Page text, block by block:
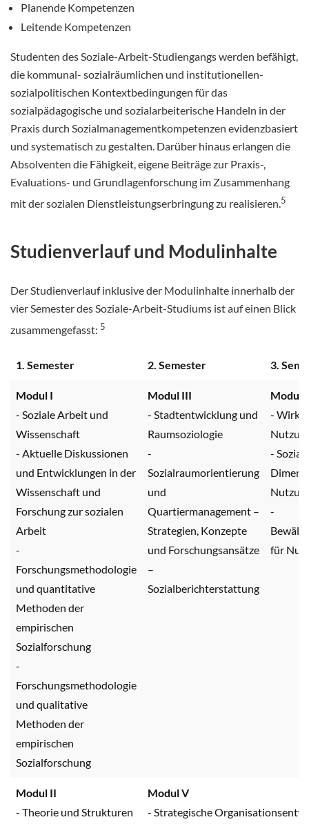
Planende Kompetenzen
Leitende Kompetenzen
Studenten des Soziale-Arbeit-Studiengangs werden befähigt,
die kommunal- sozialräumlichen und institutionellen-
sozialpolitischen Kontextbedingungen für das
sozialpädagogische und sozialarbeiterische Handeln in der
Praxis durch Sozialmanagementkompetenzen evidenzbasiert
und systematisch zu gestalten. Darüber hinaus erlangen die
Absolventen die Fähigkeit, eigene Beiträge zur Praxis-,
Evaluations- und Grundlagenforschung im Zusammenhang
mit der sozialen Dienstleistungserbringung zu realisieren.5
Studienverlauf und Modulinhalte
Der Studienverlauf inklusive der Modulinhalte innerhalb der
vier Semester des Soziale-Arbeit-Studiums ist auf einen Blick
zusammengefasst: 5
1. Semester 2. Semester 3.
Modul I
- Soziale Arbeit und
Wissenschaft
- Aktuelle Diskussionen
und Entwicklungen in der
Wissenschaft und
Forschung zur sozialen
Arbeit
-
Forschungsmethodologie
und quantitative
Methoden der
empirischen
Sozialforschung
-
Forschungsmethodologie
und qualitative
Methoden der
empirischen
Sozialforschung
Modul III
- Stadtentwicklung und
Raumsoziologie
-
Sozialraumorientierung
und
Quartiermanagement –
Strategien, Konzepte
und Forschungsansätze
–
Sozialberichterstattung
Modul
-
-
-
für
Modul II
- Theorie und Strukturen
Modul V
- Strategische